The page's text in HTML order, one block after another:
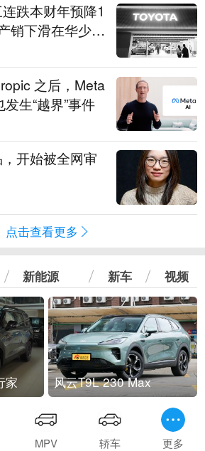
跌本财年预降1
销下滑在华少卖
之后，Meta
生“越界”事件
开始被全网审
点击查看更多
新能源 新车 视频
家 风云T9L 230 Max
MPV 轿车 更多